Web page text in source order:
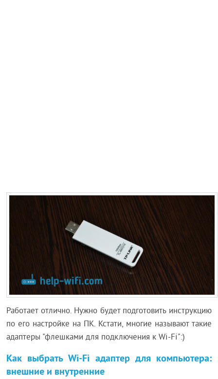
Работает отлично. Нужно будет подготовить инструкцию
по его настройке на ПК. Кстати, многие называют такие
адаптеры "флешками для подключения к Wi-Fi":)
Как выбрать Wi-Fi адаптер для компьютера:
внешние и внутренние